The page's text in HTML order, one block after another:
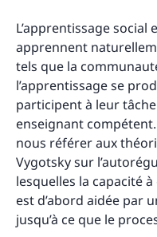
L’apprentissage social
apprennent
tels que la
l’apprentissage se
participent à leur
enseignant
nous référer aux
Vygotsky sur
lesquelles la capacité
est d’abord aidée par
jusqu’à ce que le